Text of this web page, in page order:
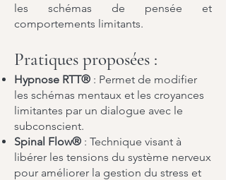
les schémas de pensée et
comportements limitants.
Pratiques proposées :
Hypnose RTT® : Permet de modifier
les schémas mentaux et les croyances
limitantes par un dialogue avec le
subconscient.
Spinal Flow® : Technique visant à
libérer les tensions du système nerveux
pour améliorer la gestion du stress et